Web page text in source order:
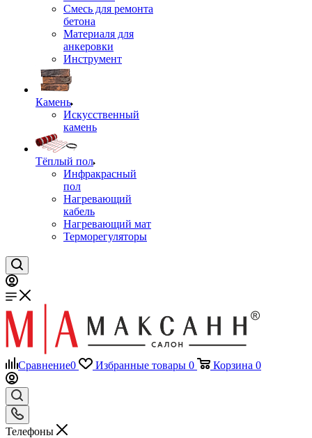
Смесь для ремонта
бетона
Материаля для
анкеровки
Инструмент
Камень
Искусственный
камень
Тёплый пол
Инфракрасный
пол
Нагревающий
кабель
Нагревающий мат
Терморегуляторы
Сравнение0 Избранные товары 0 Корзина 0
Телефоны